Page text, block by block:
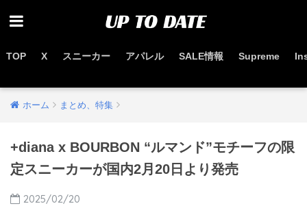
TOP X スニーカー アパレル SALE情報 Supreme
ホーム まとめ、特集
+diana x BOURBON “ルマンド”モチーフの限
定スニーカーが国内2月20日より発売
2025/02/20